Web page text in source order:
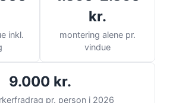
inkl.
kr.
montering alene pr.
vindue
9.000 kr.
pr. person i 2026